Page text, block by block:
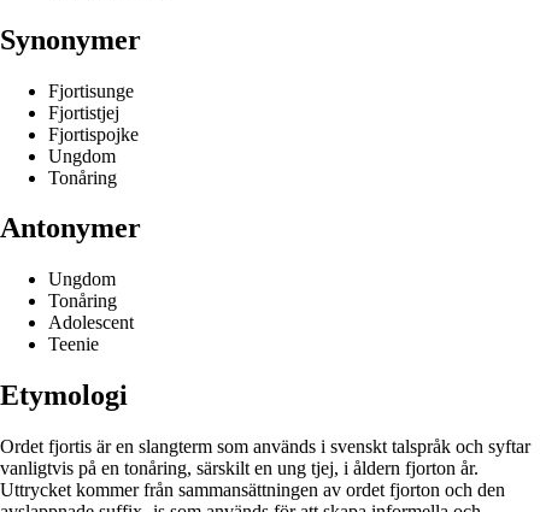
Synonymer
Fjortisunge
Fjortistjej
Fjortispojke
Ungdom
Tonåring
Antonymer
Ungdom
Tonåring
Adolescent
Teenie
Etymologi
Ordet fjortis är en slangterm som används i svenskt talspråk och syftar
vanligtvis på en tonåring, särskilt en ung tjej, i åldern fjorton år.
Uttrycket kommer från sammansättningen av ordet fjorton och den